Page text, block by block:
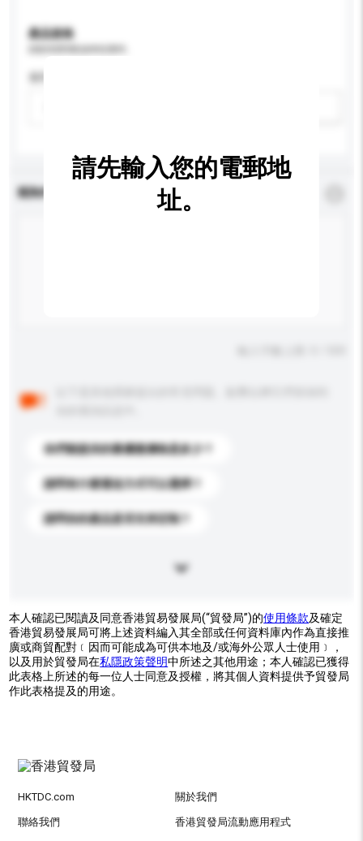
產品規格
查詢內容
你們能提供的最優惠價格是多少？
請問有什麼運送方式可以選擇？
請問你的產品是否支持定制？
請先輸入您的電郵地
址。
本人確認已閱讀及同意香港貿易發展局(“貿發局”)的使用條款及確定
香港貿易發展局可將上述資料編入其全部或任何資料庫內作為直接推
廣或商貿配對﹝因而可能成為可供本地及/或海外公眾人士使用﹞，
以及用於貿發局在私隱政策聲明中所述之其他用途；本人確認已獲得
此表格上所述的每一位人士同意及授權，將其個人資料提供予貿發局
作此表格提及的用途。
HKTDC.com 關於我們
聯絡我們 香港貿發局流動應用程式